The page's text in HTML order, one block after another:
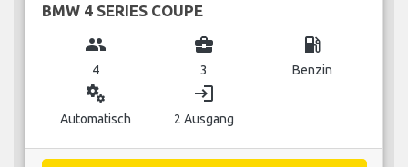
BMW 4 SERIES COUPE
group
4
business_center
3
local_gas_station
Benzin
miscellaneous_services
Automatisch
login
2 Ausgang